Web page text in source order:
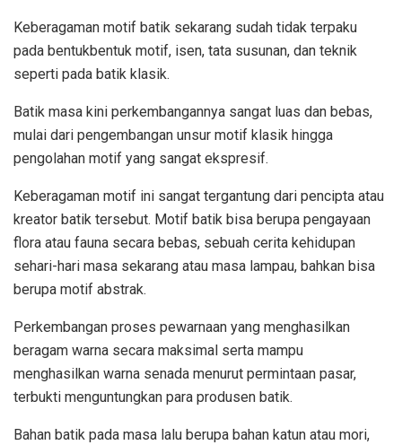
Keberagaman motif batik sekarang sudah tidak terpaku
pada bentukbentuk motif, isen, tata susunan, dan teknik
seperti pada batik klasik.
Batik masa kini perkembangannya sangat luas dan bebas,
mulai dari pengembangan unsur motif klasik hingga
pengolahan motif yang sangat ekspresif.
Keberagaman motif ini sangat tergantung dari pencipta atau
kreator batik tersebut. Motif batik bisa berupa pengayaan
flora atau fauna secara bebas, sebuah cerita kehidupan
sehari-hari masa sekarang atau masa lampau, bahkan bisa
berupa motif abstrak.
Perkembangan proses pewarnaan yang menghasilkan
beragam warna secara maksimal serta mampu
menghasilkan warna senada menurut permintaan pasar,
terbukti menguntungkan para produsen batik.
Bahan batik pada masa lalu berupa bahan katun atau mori,